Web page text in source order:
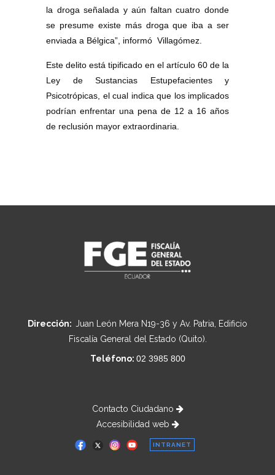
la droga señalada y aún faltan cuatro donde
se presume existe más droga que iba a ser
enviada a Bélgica”, informó Villagómez.
Este delito está tipificado en el artículo 60 de la
Ley de Sustancias Estupefacientes y
Psicotrópicas, el cual indica que los implicados
podrían enfrentar una pena de 12 a 16 años
de reclusión mayor extraordinaria.
Dirección: Juan León Mera N19-36 y Av. Patria, Edificio
Fiscalía General del Estado (Quito).
Teléfono: 02 3985 800
Contacto Ciudadano
Accesibilidad web
INTRANET